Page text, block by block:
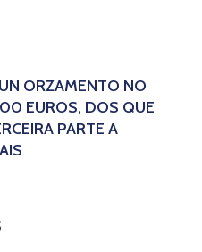
ORZAMENTO NO
EUROS, DOS QUE
PARTE A